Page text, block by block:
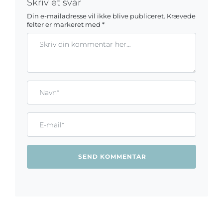
Din e-mailadresse vil ikke blive publiceret. Krævede
felter er markeret med *